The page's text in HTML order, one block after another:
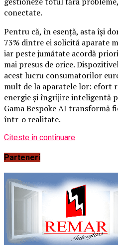
conectate.
Pentru că, în esență, asta își
73% dintre ei solicită aparate
iar peste jumătate acordă
mai presus de orice.
acest lucru consumatorilor
mult de la aparatele lor: efort
energie și îngrijire inteligentă
Gama Bespoke AI transformă
într-o realitate.
Citeste in continuare
Parteneri